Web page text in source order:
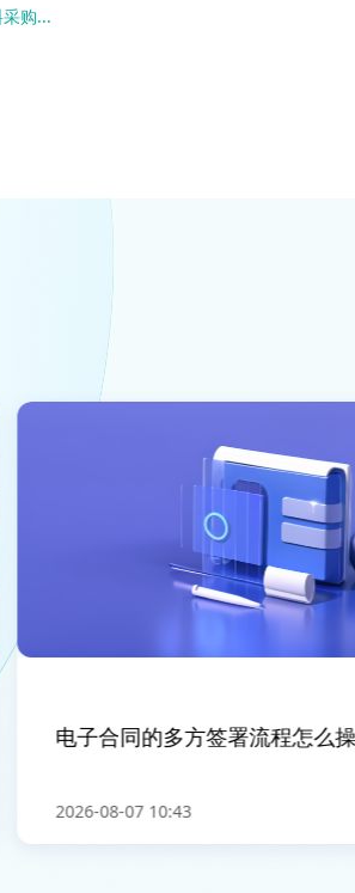
购...
电子合同的多方签署流程怎么操作
2026-08-07 10:43